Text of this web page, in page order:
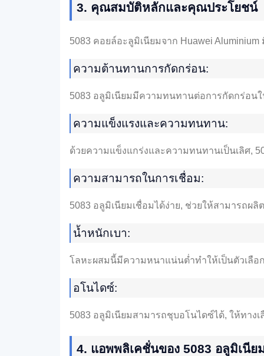
3. คุณสมบัติหลักและคุณประโยชน์
5083 คอยล์อะลูมิเนียมจาก Huawei
ความต้านทานการกัดกร่อน:
5083 อลูมิเนียมมีความทนทานต่อการกัดกร่อน
ความแข็งแรงและความทนทาน:
ด้วยความแข็งแกร่งและความทนทานเป็นเลิศ,
ความสามารถในการเชื่อม:
5083 อลูมิเนียมเชื่อมได้ง่าย, ช่วยให้สามารถผ
น้ำหนักเบา:
โลหะผสมนี้มีความหนาแน่นต่ำทำให้เป็นตัวเลื
อโนไดซ์:
5083 อลูมิเนียมสามารถชุบอโนไดซ์ได้, ให้ทาง
4. แอพพลิเคชั่นของ 5083 อลูมิเนีย